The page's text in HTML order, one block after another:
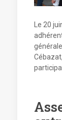
Le 20
Cébazat,